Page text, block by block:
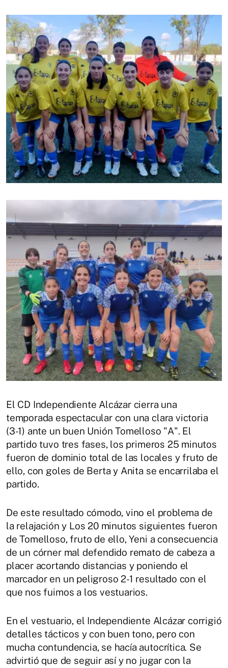
El CD Independiente Alcázar cierra una
temporada espectacular con una clara victoria
(3-1) ante un buen Unión Tomelloso "A". El
partido tuvo tres fases, los primeros 25 minutos
fueron de dominio total de las locales y fruto de
ello, con goles de Berta y Anita se encarrilaba el
partido.
De este resultado cómodo, vino el problema de
la relajación y Los 20 minutos siguientes fueron
de Tomelloso, fruto de ello, Yeni a consecuencia
de un córner mal defendido remato de cabeza a
placer acortando distancias y poniendo el
marcador en un peligroso 2-1 resultado con el
que nos fuimos a los vestuarios.
En el vestuario, el Independiente Alcázar corrigió
detalles tácticos y con buen tono, pero con
mucha contundencia, se hacía autocrítica. Se
advirtió que de seguir así y no jugar con la